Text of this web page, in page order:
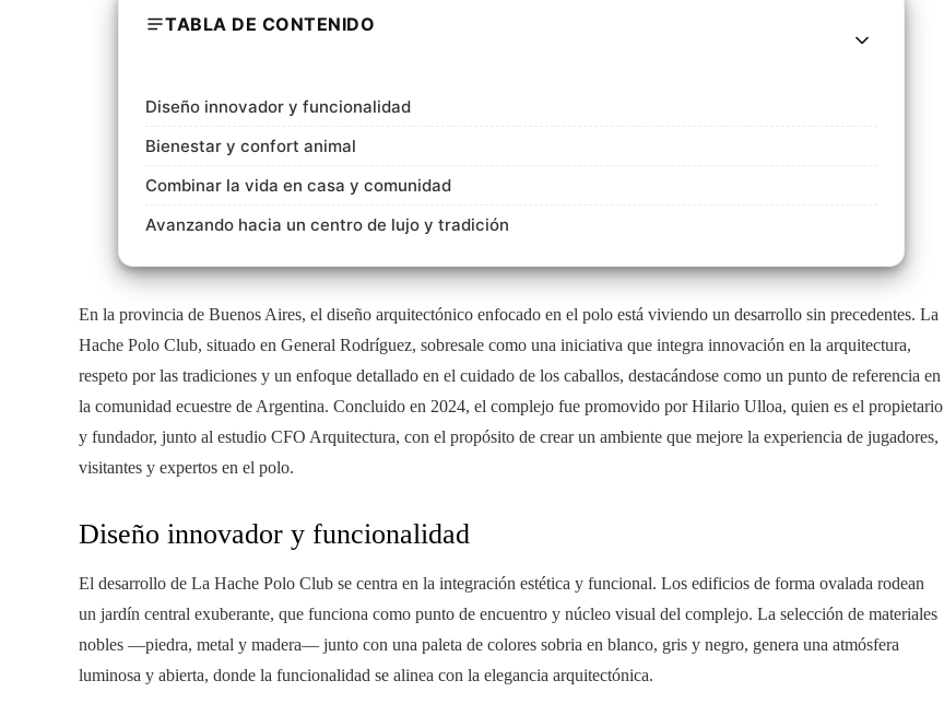
TABLA DE CONTENIDO
Diseño innovador y funcionalidad
Bienestar y confort animal
Combinar la vida en casa y comunidad
Avanzando hacia un centro de lujo y tradición
En la provincia de Buenos Aires, el diseño arquitectónico enfocado en el polo está viviendo un desarrollo sin precedentes. La
Hache Polo Club, situado en General Rodríguez, sobresale como una iniciativa que integra innovación en la arquitectura,
respeto por las tradiciones y un enfoque detallado en el cuidado de los caballos, destacándose como un punto de referencia en
la comunidad ecuestre de Argentina. Concluido en 2024, el complejo fue promovido por Hilario Ulloa, quien es el propietario
y fundador, junto al estudio CFO Arquitectura, con el propósito de crear un ambiente que mejore la experiencia de jugadores,
visitantes y expertos en el polo.
Diseño innovador y funcionalidad
El desarrollo de La Hache Polo Club se centra en la integración estética y funcional. Los edificios de forma ovalada rodean
un jardín central exuberante, que funciona como punto de encuentro y núcleo visual del complejo. La selección de materiales
nobles —piedra, metal y madera— junto con una paleta de colores sobria en blanco, gris y negro, genera una atmósfera
luminosa y abierta, donde la funcionalidad se alinea con la elegancia arquitectónica.